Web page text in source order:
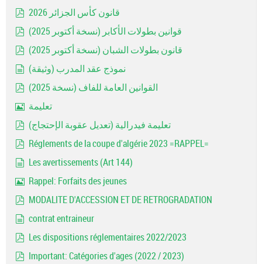
قانون كأس الجزائر 2026
pdf
قوانين بطولات الأكابر (نسخة أكتوبر 2025)
pdf
قانون بطولات الشبان (نسخة أكتوبر 2025)
document
نموذج عقد المدرب (وثيقة)
pdf
القوانين العامة للفاف (نسخة 2025)
تعليمة
pdf
تعليمة فيدرالية (تعديل عقوبة الإحتجاج)
Réglements de la coupe d'algérie 2023 =RAPPEL=
Les avertissements (Art 144)
Rappel: Forfaits des jeunes
MODALITE D'ACCESSION ET DE RETROGRADATION
contrat entraineur
Les dispositions réglementaires 2022/2023
Important: Catégories d'ages (2022 / 2023)